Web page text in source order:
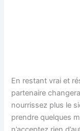
En restant vrai et
partenaire
nourrissez plus le
prendre quelques